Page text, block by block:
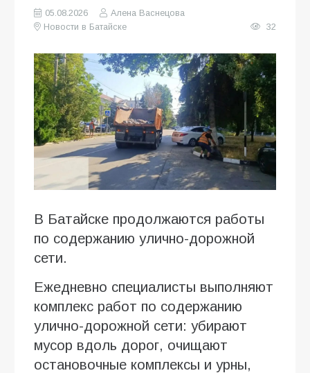
05.08.2026
Алена Васнецова
Новости в Батайске
32
В Батайске продолжаются работы
по содержанию улично-дорожной
сети.
Ежедневно специалисты выполняют
комплекс работ по содержанию
улично-дорожной сети: убирают
мусор вдоль дорог, очищают
остановочные комплексы и урны,